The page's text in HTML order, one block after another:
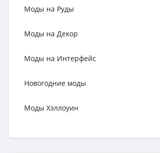
Моды на Руды
Моды на Декор
Моды на Интерфейс
Новогодние моды
Моды Хэллоуин